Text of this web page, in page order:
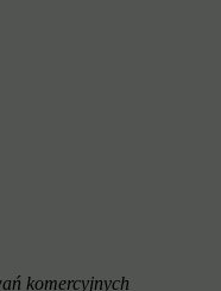
komercyjnych